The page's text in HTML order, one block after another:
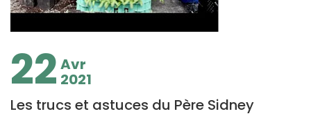
22 Avr
2021
Les trucs et astuces du Père Sidney